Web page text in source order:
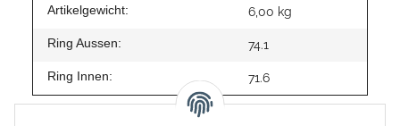
Artikelgewicht: 6,00 kg
Ring Aussen: 74.1
Ring Innen: 71.6